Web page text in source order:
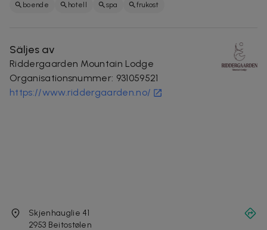
boende hotell spa frukost
Säljes av
Riddergaarden Mountain Lodge
Organisationsnummer: 931059521
https://www.riddergaarden.no/
Skjenhauglie 41
2953 Beitostølen